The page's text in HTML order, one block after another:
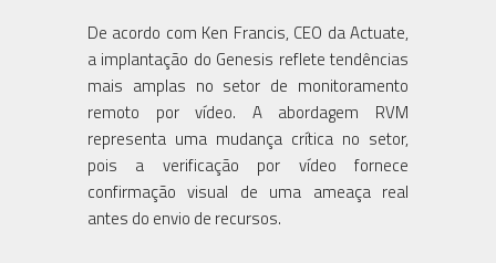
De acordo com Ken Francis, CEO da Actuate,
a implantação do Genesis reflete tendências
mais amplas no setor de monitoramento
remoto por vídeo. A abordagem RVM
representa uma mudança crítica no setor,
pois a verificação por vídeo fornece
confirmação visual de uma ameaça real
antes do envio de recursos.